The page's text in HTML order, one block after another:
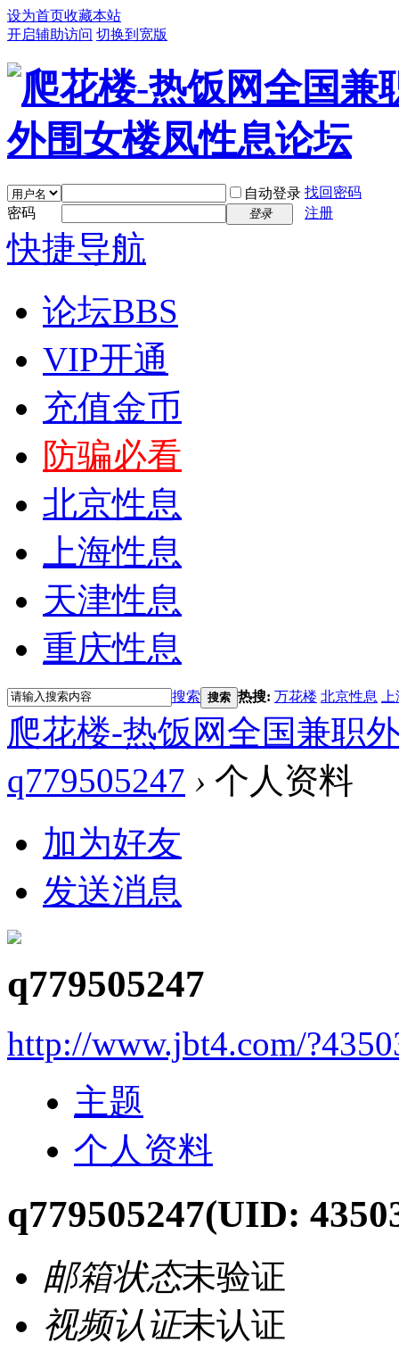
设为首页收藏本站
开启辅助访问 切换到宽版
自动登录 找回密码
密码
登录 注册
快捷导航
论坛BBS
VIP开通
充值金币
防骗必看
北京性息
上海性息
天津性息
重庆性息
搜索 搜索 热搜: 万花楼 北京性息
爬花楼-热饭网全国兼职
q779505247 › 个人资料
加为好友
发送消息
q779505247
http://www.jbt4.com/
主题
个人资料
q779505247(UID:
邮箱状态未验证
视频认证未认证